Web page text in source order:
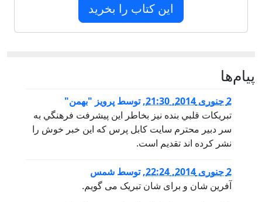
این کتاب را بخرید
پيام‌ها
2 جنوری 2014, 21:30 ,توسط پرویز "بهمن"
تبريكات قلبي بنده نيز بخاطر اين پيشرفت فرهنگي به
سر دبير محترم سايت كابل پرس كه اين خبر خوش را
نشر كرده اند تقديم است.
2 جنوری 2014, 22:24 ,توسط شمس
آفرین شان و برای شان تبریک می گویم.